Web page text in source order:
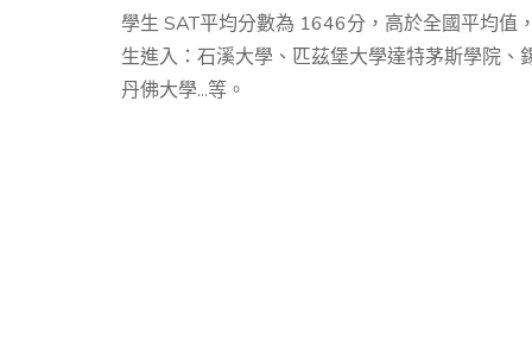
學生 SAT平均分數為 1646分，高於全國平均值
生進入：石溪大學、匹茲堡大學達特茅斯學院
丹佛大學...等。